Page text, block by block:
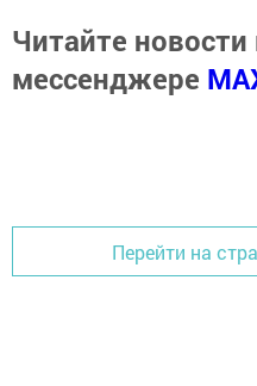
Читайте
мессенджере
Перейти на